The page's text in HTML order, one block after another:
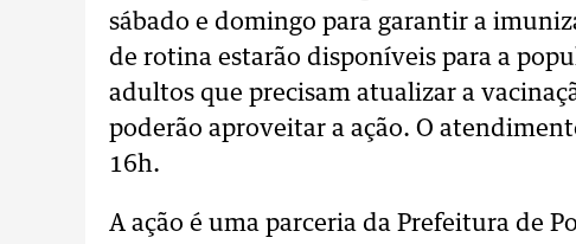
sábado e domingo para garantir a
de rotina estarão disponíveis para a
adultos que precisam atualizar a
poderão aproveitar a ação. O
16h.
A ação é uma parceria da Prefeitura de